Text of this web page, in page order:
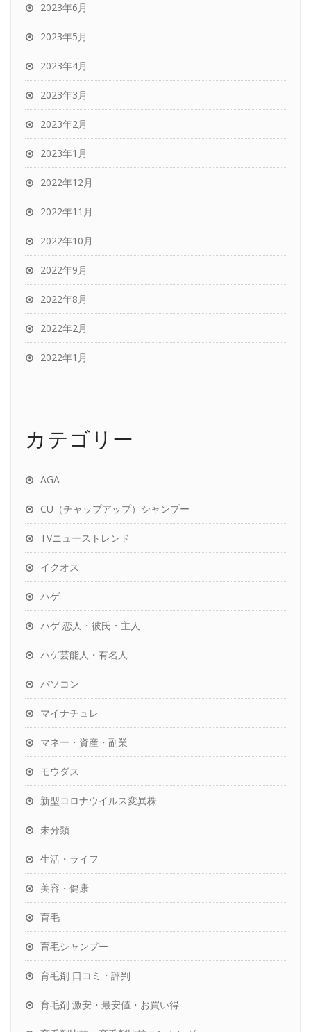
2023年6月
2023年5月
2023年4月
2023年3月
2023年2月
2023年1月
2022年12月
2022年11月
2022年10月
2022年9月
2022年8月
2022年2月
2022年1月
カテゴリー
AGA
CU（チャップアップ）シャンプー
TVニューストレンド
イクオス
ハゲ
ハゲ 恋人・彼氏・主人
ハゲ芸能人・有名人
パソコン
マイナチュレ
マネー・資産・副業
モウダス
新型コロナウイルス変異株
未分類
生活・ライフ
美容・健康
育毛
育毛シャンプー
育毛剤 口コミ・評判
育毛剤 激安・最安値・お買い得